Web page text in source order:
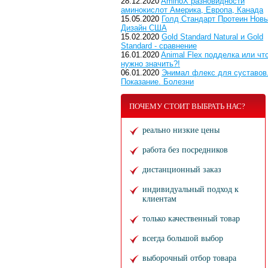
аминокислот Америка, Европа, Канада
15.05.2020 Голд Стандарт Протеин
Дизайн США
15.02.2020 Gold Standard Natural и Gold
Standard - сравнение
16.01.2020 Animal Flex подделка или
нужно значить?!
06.01.2020 Энимал флекс для суставов.
Показание. Болезни
ПОЧЕМУ СТОИТ ВЫБРАТЬ НАС?
реально низкие цены
работа без посредников
дистанционный заказ
индивидуальный подход к
клиентам
только качественный товар
всегда большой выбор
выборочный отбор товара